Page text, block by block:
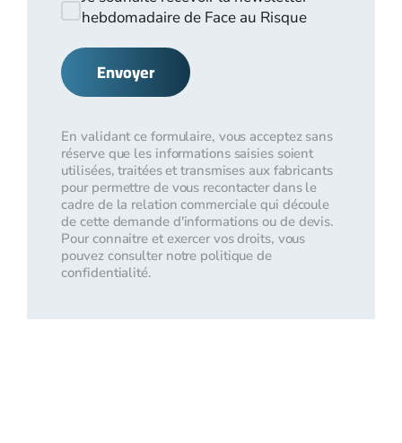
hebdomadaire de Face au Risque
Envoyer
En validant ce formulaire, vous acceptez sans
réserve que les informations saisies soient
utilisées, traitées et transmises aux fabricants
pour permettre de vous recontacter dans le
cadre de la relation commerciale qui découle
de cette demande d'informations ou de devis.
Pour connaitre et exercer vos droits, vous
pouvez consulter notre politique de
confidentialité.